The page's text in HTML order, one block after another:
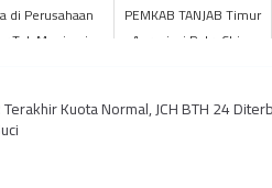
di Perusahaan
Tak Menjamin
Karyaw...
PEMKAB TANJAB Timur
Apresiasi PetroChina
Masyarak...
Terakhir Kuota Normal, JCH BTH 24